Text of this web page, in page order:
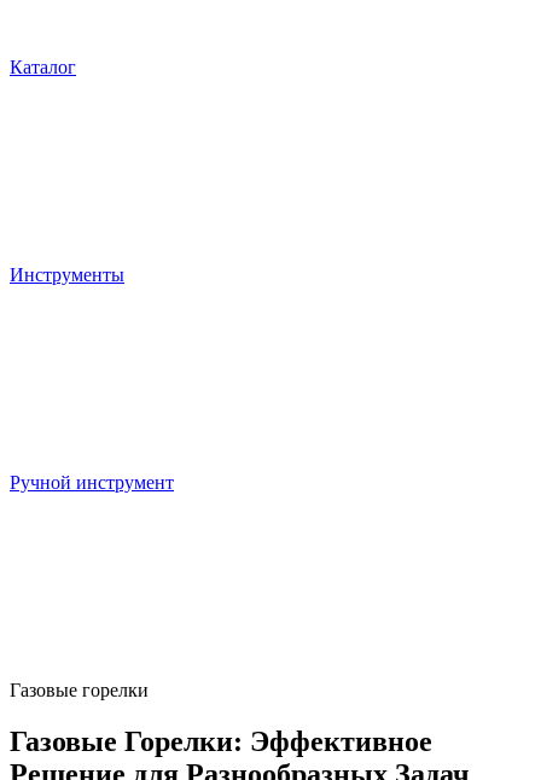
Каталог
Инструменты
Ручной инструмент
Газовые горелки
Газовые Горелки: Эффективное